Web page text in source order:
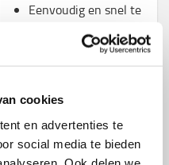
cookies
en advertenties te
social media te bieden
Eenvoudig en snel te
Magnetische
insteekholtes voor